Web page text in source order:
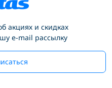
акциях и скидках
e-mail рассылку